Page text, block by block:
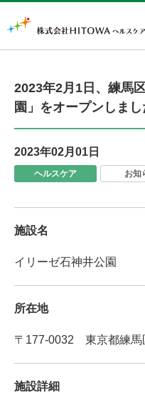
2023年2月1日、練馬
園」をオープンしまし
2023年02月01日
ヘルスケア お知
施設名
イリーゼ石神井公園
所在地
〒177-0032 東京都練馬
施設詳細